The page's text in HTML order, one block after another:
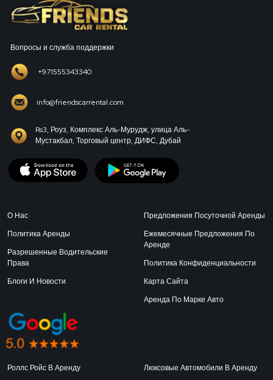
Вопросы и служба поддержки
+971555343340
info@friendscarrental.com
Rs3, Роуз, Комплекс Аль-Мурудж, улица Аль-
Мустакбал, Торговый центр, ДИФС, Дубай
О Нас
Политика Аренды
Разрешенные Водительские
Права
Блоги И Новости
Предложения Посуточной Аренды
Ежемесячные Предложения По
Аренде
Политика Конфиденциальности
Карта Сайта
Аренда По Марке Авто
Роллс Ройс В Аренду
Люксовые Автомобили В Аренду